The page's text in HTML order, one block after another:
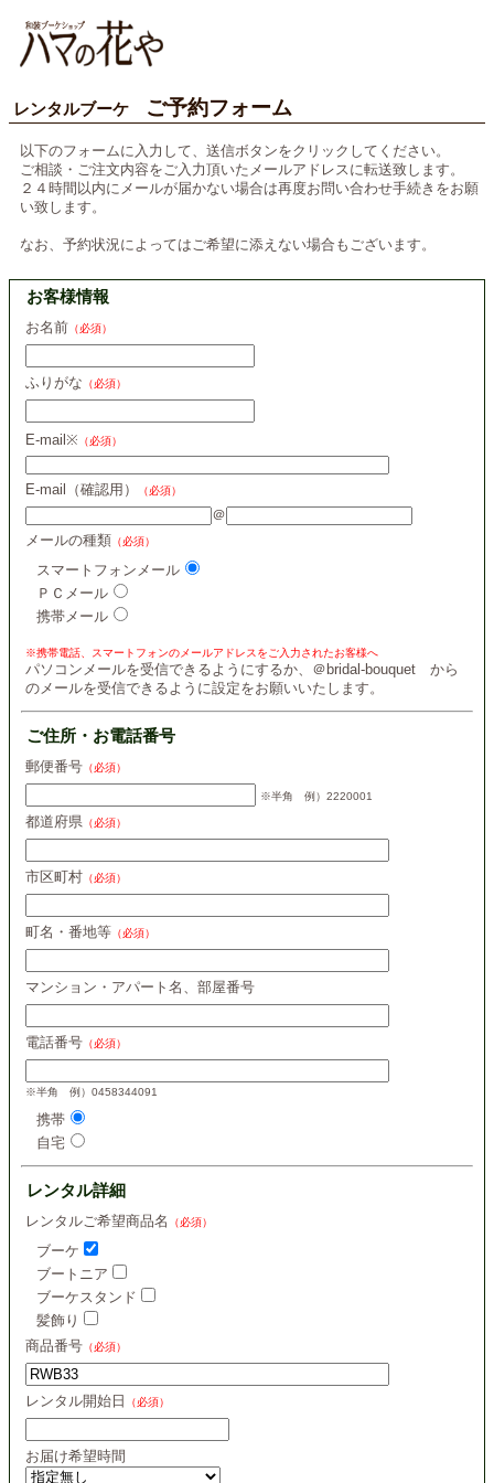
レンタルブーケ ご予約フォーム
以下のフォームに入力して、送信ボタンをクリックしてください。
ご相談・ご注文内容をご入力頂いたメールアドレスに転送致します。
２４時間以内にメールが届かない場合は再度お問い合わせ手続きをお願
い致します。
なお、予約状況によってはご希望に添えない場合もございます。
お客様情報
お名前 （必須）
ふりがな （必須）
E-mail※ （必須）
E-mail（確認用） （必須）
＠
メールの種類 （必須）
スマートフォンメール
ＰＣメール
携帯メール
※携帯電話、スマートフォンのメールアドレスをご入力されたお客様へ
パソコンメールを受信できるようにするか、＠bridal-bouquet から
のメールを受信できるように設定をお願いいたします。
ご住所・お電話番号
郵便番号 （必須）
※半角 例）2220001
都道府県 （必須）
市区町村 （必須）
町名・番地等 （必須）
マンション・アパート名、部屋番号
電話番号 （必須）
※半角 例）0458344091
携帯
自宅
レンタル詳細
レンタルご希望商品名 （必須）
ブーケ
ブートニア
ブーケスタンド
髪飾り
商品番号 （必須）
レンタル開始日 （必須）
お届け希望時間